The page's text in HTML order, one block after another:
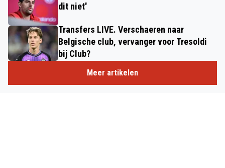
dit niet'
Transfers LIVE. Verschaeren naar
Belgische club, vervanger voor Tresoldi
bij Club?
Meer artikelen